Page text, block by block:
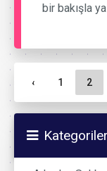
bir bakışla
Sayfa gezinme
‹ Sayfa
1 2
Kategoriler